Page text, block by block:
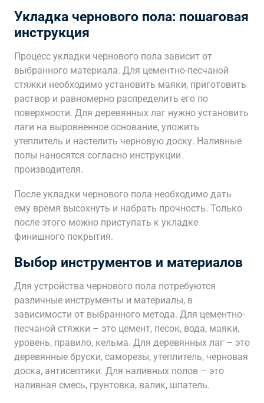
Укладка чернового пола: пошаговая
инструкция
Процесс укладки чернового пола зависит от
выбранного материала. Для цементно-песчаной
стяжки необходимо установить маяки, приготовить
раствор и равномерно распределить его по
поверхности. Для деревянных лаг нужно установить
лаги на выровненное основание, уложить
утеплитель и настелить черновую доску. Наливные
полы наносятся согласно инструкции
производителя.
После укладки чернового пола необходимо дать
ему время высохнуть и набрать прочность. Только
после этого можно приступать к укладке
финишного покрытия.
Выбор инструментов и материалов
Для устройства чернового пола потребуются
различные инструменты и материалы, в
зависимости от выбранного метода. Для цементно-
песчаной стяжки – это цемент, песок, вода, маяки,
уровень, правило, кельма. Для деревянных лаг – это
деревянные бруски, саморезы, утеплитель, черновая
доска, антисептики. Для наливных полов – это
наливная смесь, грунтовка, валик, шпатель.